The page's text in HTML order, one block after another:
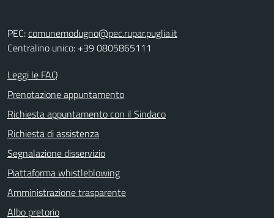
PEC:comunemodugno@pec.rupar.puglia.it
Centralino unico: +39 0805865111
Leggi le FAQ
Prenotazione appuntamento
Richiesta appuntamento con il Sindaco
Richiesta di assistenza
Segnalazione disservizio
Piattaforma whistleblowing
Amministrazione trasparente
Albo pretorio